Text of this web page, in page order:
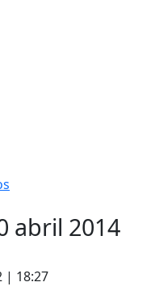
abril 2014
| 18:27